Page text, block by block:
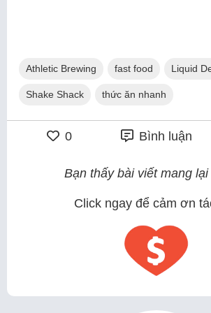
Athletic Brewing fast food Liquid
Shake Shack thức ăn nhanh
0 Bình luận
Bạn thấy bài viết mang
Click ngay để cảm ơn